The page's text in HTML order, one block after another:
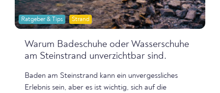
Ratgeber & Tips Strand
Warum Badeschuhe oder Wasserschuhe
am Steinstrand unverzichtbar sind.
Baden am Steinstrand kann ein unvergessliches
Erlebnis sein, aber es ist wichtig, sich auf die